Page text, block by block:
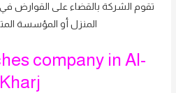
تقوم الشركة بالقضاء على
المنزل أو المؤسسة
company in Al-
Kharj